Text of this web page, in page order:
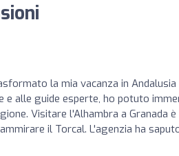
la mia vacanza in Andalusia
e alle guide esperte, ho potuto
Visitare l'Alhambra a Granada
il Torcal. L'agenzia ha